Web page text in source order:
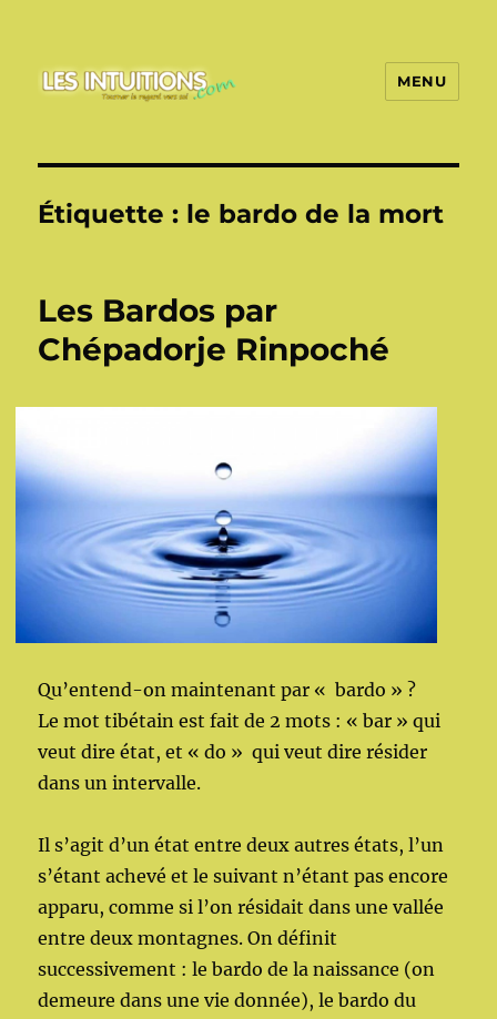
MENU
Étiquette : le bardo de la mort
Les Bardos par
Chépadorje Rinpoché
Qu’entend-on maintenant par « bardo » ?
Le mot tibétain est fait de 2 mots : « bar » qui
veut dire état, et « do » qui veut dire résider
dans un intervalle.
Il s’agit d’un état entre deux autres états, l’un
s’étant achevé et le suivant n’étant pas encore
apparu, comme si l’on résidait dans une vallée
entre deux montagnes. On définit
successivement : le bardo de la naissance (on
demeure dans une vie donnée), le bardo du